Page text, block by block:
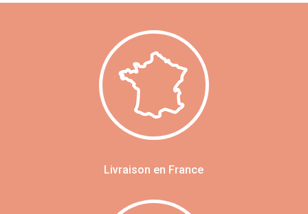
Livraison en France